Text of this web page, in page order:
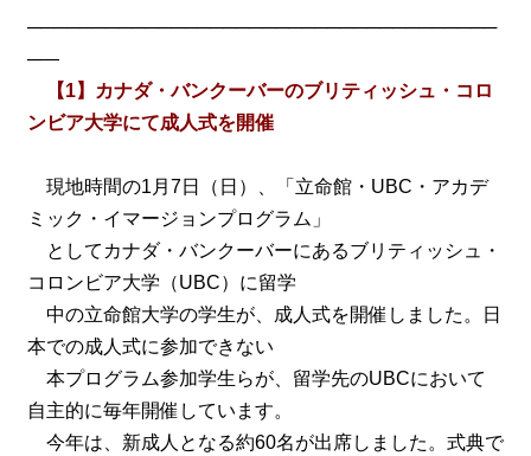
────────────────────────────────────
─―
【1】カナダ・バンクーバーのブリティッシュ・コロ
ンビア大学にて成人式を開催
現地時間の1月7日（日）、「立命館・UBC・アカデ
ミック・イマージョンプログラム」
としてカナダ・バンクーバーにあるブリティッシュ・
コロンビア大学（UBC）に留学
中の立命館大学の学生が、成人式を開催しました。日
本での成人式に参加できない
本プログラム参加学生らが、留学先のUBCにおいて
自主的に毎年開催しています。
今年は、新成人となる約60名が出席しました。式典で